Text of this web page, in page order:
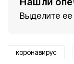
Выделите
коронавирус